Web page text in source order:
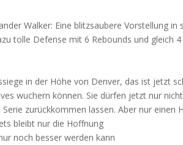
Walker: Eine blitzsaubere Vorstellung
tolle Defense mit 6 Rebounds und gleich 4
in der Höhe von Denver, das ist jetzt
wuchern können. Sie dürfen jetzt nur
Serie zurückkommen lassen. Aber nur einen
bleibt nur die Hoffnung
noch besser werden kann